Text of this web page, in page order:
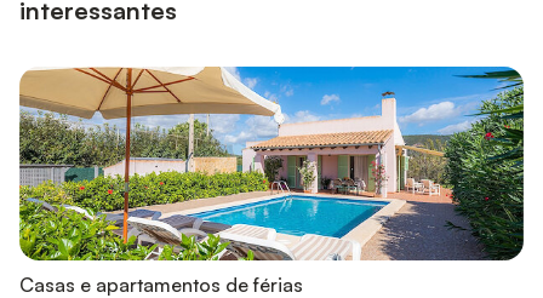
interessantes
Casas e apartamentos de férias